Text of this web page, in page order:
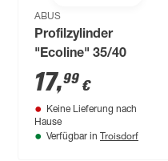
ABUS
Profilzylinder
"Ecoline" 35/40
17,99 €
Keine Lieferung nach
Hause
Verfügbar in Troisdorf